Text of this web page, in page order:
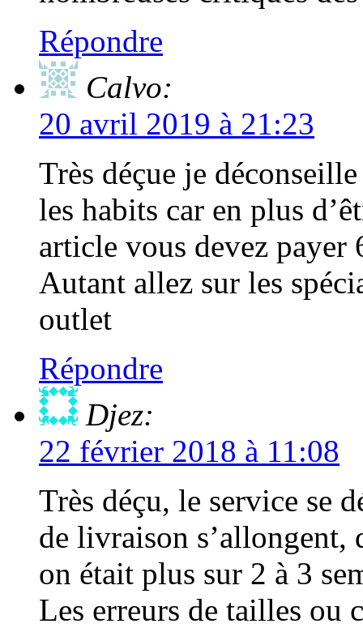
Répondre
Calvo:
20 avril 2019 à 21:23
Très déçue je
les habits car en plus
article vous devez payer
Autant allez sur les
outlet
Répondre
Djez:
22 février 2018 à 11:08
Très déçu, le service se
de livraison s’allongent,
on était plus sur 2 à 3
Les erreurs de tailles ou